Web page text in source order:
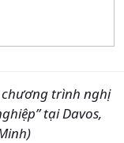
chương trình nghị
tại Davos,